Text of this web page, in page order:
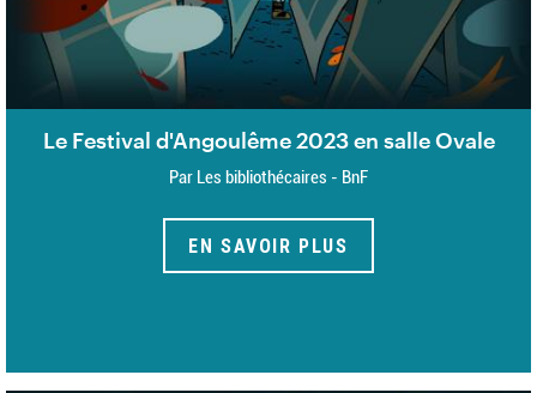
Le Festival d'Angoulême 2023 en salle Ovale
Par Les bibliothécaires - BnF
EN SAVOIR PLUS